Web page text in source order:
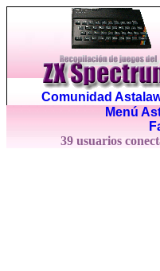
Comunidad
Menú
39 usuarios